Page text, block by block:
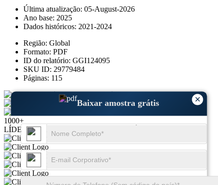
Última atualização: 05-August-2026
Ano base: 2025
Dados históricos: 2021-2024
Região: Global
Formato: PDF
ID do relatório: GGI124095
SKU ID: 29779484
Páginas: 115
Baixar amostra grátis
Compra rápida
1000+
LÍDERES GLOBAIS CONFIAM EM NÓS
×
Baixar amostra grátis